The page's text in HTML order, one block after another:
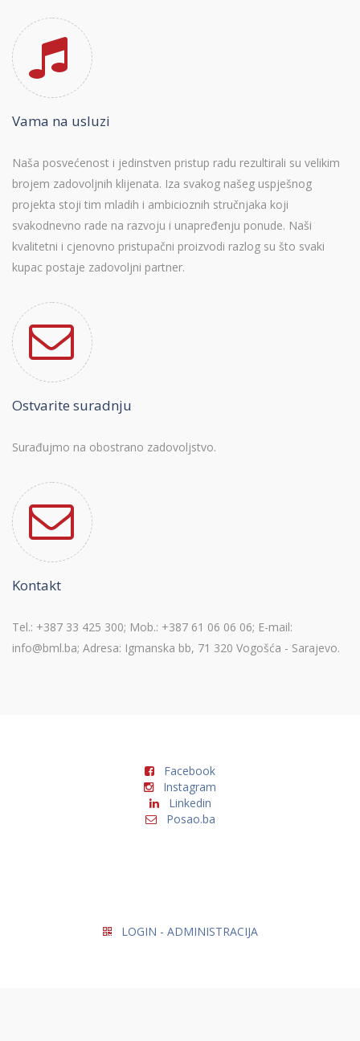
Vama na usluzi
Naša posvećenost i jedinstven pristup radu rezultirali su velikim
brojem zadovoljnih klijenata. Iza svakog našeg uspješnog
projekta stoji tim mladih i ambicioznih stručnjaka koji
svakodnevno rade na razvoju i unapređenju ponude. Naši
kvalitetni i cjenovno pristupačni proizvodi razlog su što svaki
kupac postaje zadovoljni partner.
Ostvarite suradnju
Surađujmo na obostrano zadovoljstvo.
Kontakt
Tel.: +387 33 425 300; Mob.: +387 61 06 06 06; E-mail:
info@bml.ba; Adresa: Igmanska bb, 71 320 Vogošća - Sarajevo.
Facebook
Instagram
Linkedin
Posao.ba
LOGIN - ADMINISTRACIJA